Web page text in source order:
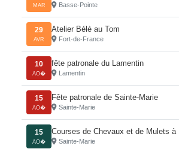
MAR Basse-Pointe
29
AVR
Atelier Bélè au Tom
Fort-de-France
10
AO�
fête patronale du Lamentin
Lamentin
15
AO�
Fête patronale de Sainte-Marie
Sainte-Marie
15
AO�
Courses de Chevaux et de Mulets à
Sainte-Marie